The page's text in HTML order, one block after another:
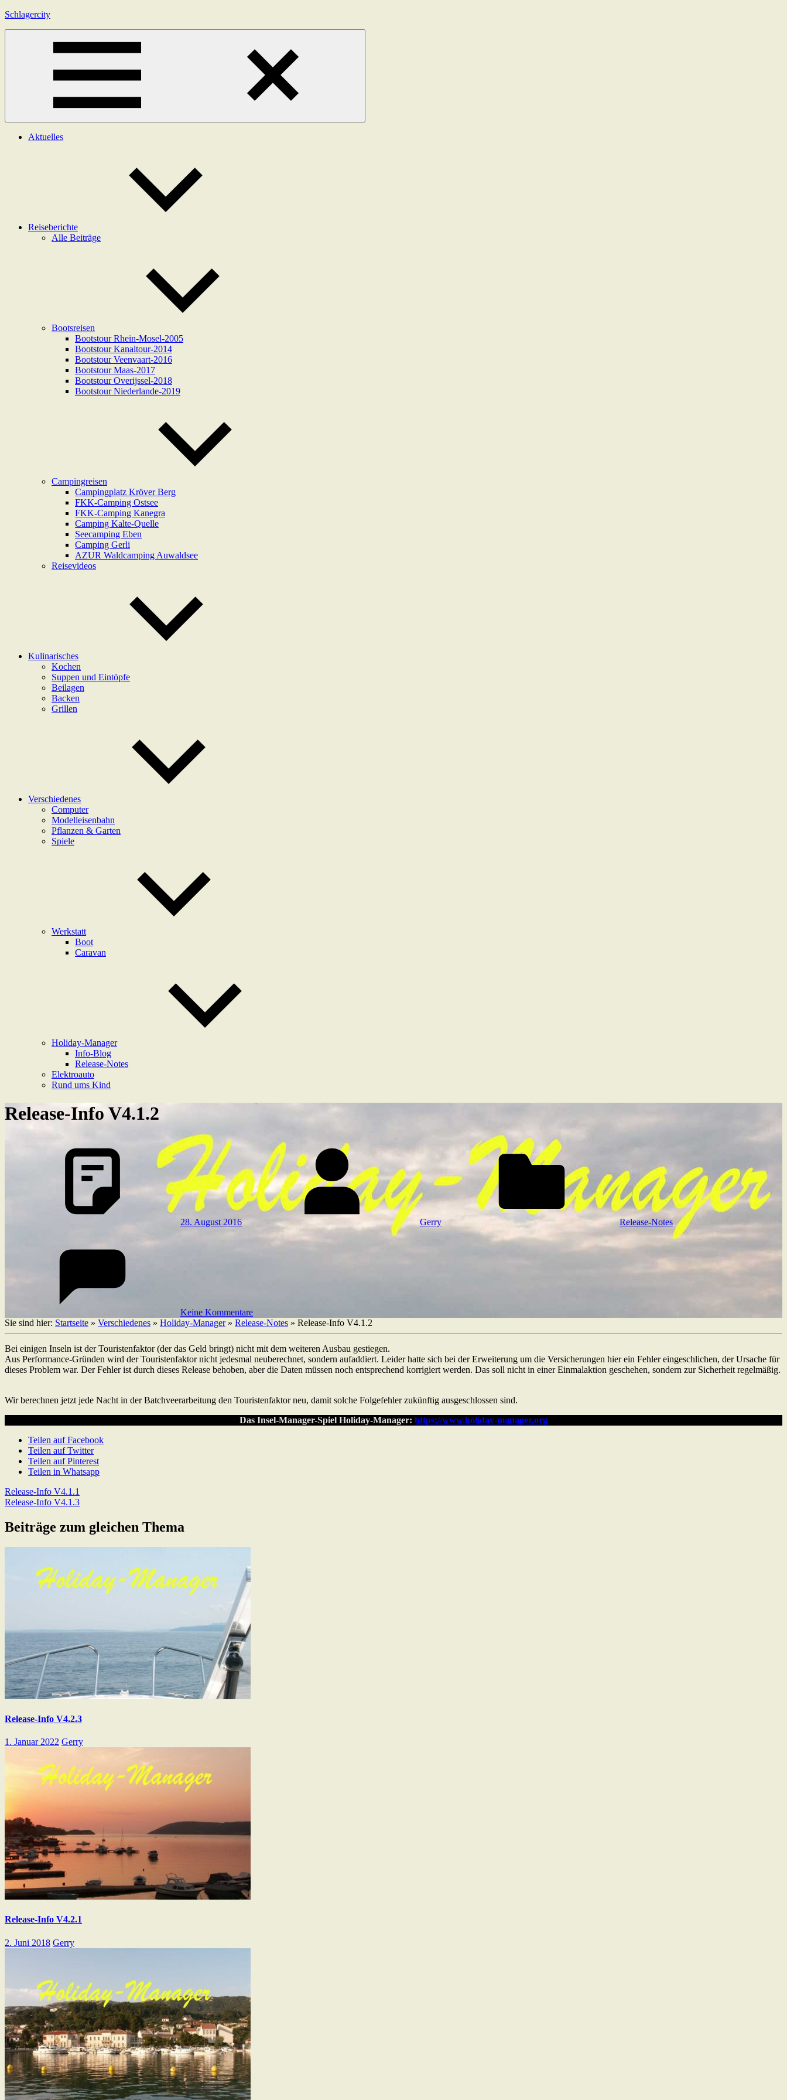
Zum
Schlagercity
Menü
Aktuelles
Reiseberichte
Alle Beiträge
Bootsreisen
Bootstour Rhein-Mosel-2005
Bootstour Kanaltour-2014
Bootstour Veenvaart-2016
Bootstour Maas-2017
Bootstour Overijssel-2018
Bootstour Niederlande-2019
Campingreisen
Campingplatz Kröver Berg
FKK-Camping Ostsee
FKK-Camping Kanegra
Camping Kalte-Quelle
Seecamping Eben
Camping Gerli
AZUR Waldcamping Auwaldsee
Reisevideos
Kulinarisches
Kochen
Suppen und Eintöpfe
Beilagen
Backen
Grillen
Verschiedenes
Computer
Modelleisenbahn
Pflanzen & Garten
Spiele
Werkstatt
Boot
Caravan
Holiday-Manager
Info-Blog
Release-Notes
Elektroauto
Rund ums Kind
Release-Info V4.1.2
28. August 2016 Gerry Release-Notes
Keine Kommentare
Sie sind hier: Startseite » Verschiedenes » Holiday-Manager» Release-Notes » Release-Info V4.1.2
Bei einigen Inseln ist der Touristenfaktor (der das Geld bringt) nicht mit dem weiteren Ausbau gestiegen.
Aus Performance-Gründen wird der Touristenfaktor nicht jedesmal neuberechnet, sondern aufaddiert. Leider hatte sich bei der Erweiterung um die Versicherungen hier ein Fehler eingeschlichen, der Ursache für
dieses Problem war. Der Fehler ist durch dieses Release behoben, aber die Daten müssen noch entsprechend korrigiert werden. Das soll nicht in einer Einmalaktion geschehen, sondern zur Sicherheit regelmäßig.
Wir berechnen jetzt jede Nacht in der Batchveerarbeitung den Touristenfaktor neu, damit solche Folgefehler zukünftig ausgeschlossen sind.
Das Insel-Manager-Spiel Holiday-Manager: https://www.holiday-manager.org
Teilen auf Facebook
Teilen auf Twitter
Teilen auf Pinterest
Teilen in Whatsapp
Beitragsnavigation
Previous
Post:
Release-Info V4.1.1
Next
Release-Info V4.1.3
Beiträge zum gleichen Thema
Release-Info V4.2.3
1. Januar 2022 Gerry
Release-Info V4.2.1
2. Juni 2018 Gerry